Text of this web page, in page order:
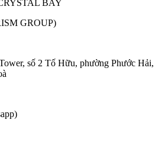
BAY
GROUP)
số 2 Tố Hữu, phường Phước Hải,